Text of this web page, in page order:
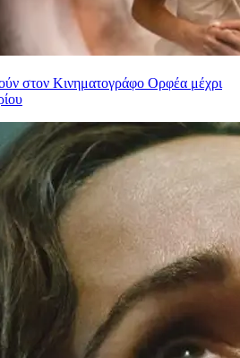
στον Κινηματογράφο Ορφέα μέχρι